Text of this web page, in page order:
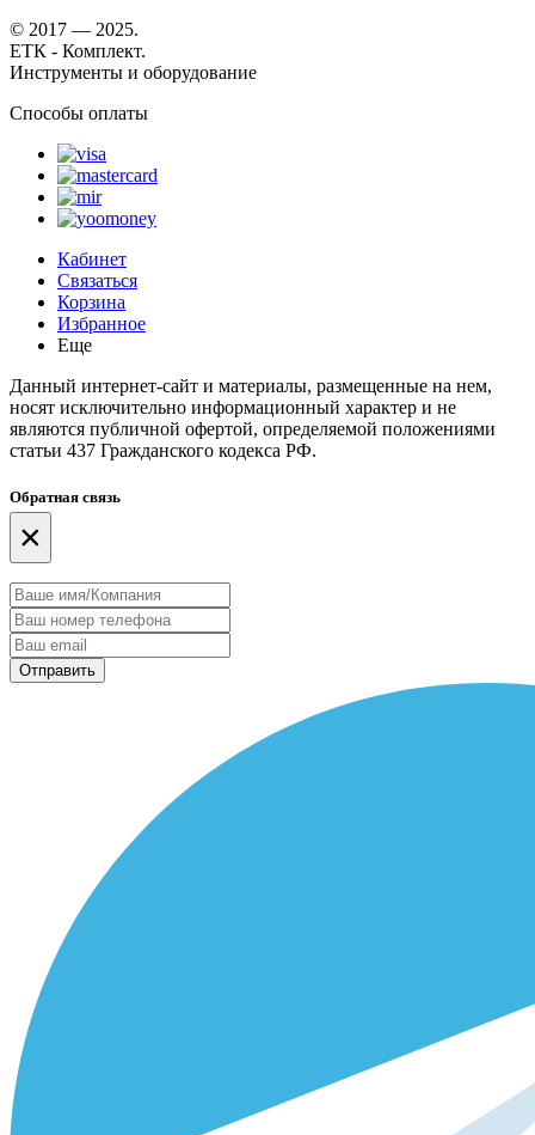
© 2017 — 2025.
ЕТК - Комплект.
Инструменты и оборудование
Способы оплаты
Кабинет
Связаться
Корзина
Избранное
Еще
Данный интернет-сайт и материалы, размещенные на нем,
носят исключительно информационный характер и не
являются публичной офертой, определяемой положениями
статьи 437 Гражданского кодекса РФ.
Обратная связь
×
Отправить